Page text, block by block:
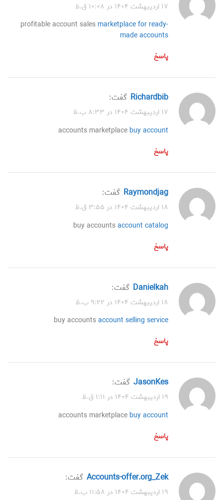
۱۷ اردیبهشت ۱۴۰۴ در ۱۰:۰۸ ق.ظ
profitable account sales marketplace for ready-
made accounts
پاسخ
Richardbib گفت:
۱۷ اردیبهشت ۱۴۰۴ در ۸:۳۳ ب.ظ
accounts marketplace buy account
پاسخ
Raymondjag گفت:
۱۸ اردیبهشت ۱۴۰۴ در ۳:۵۵ ق.ظ
buy accountsaccount catalog
پاسخ
Danielkah گفت:
۱۸ اردیبهشت ۱۴۰۴ در ۹:۲۲ ب.ظ
buy accountsaccount selling service
پاسخ
JasonKes گفت:
۱۹ اردیبهشت ۱۴۰۴ در ۱:۱۱ ق.ظ
accounts marketplace buy account
پاسخ
accounts-offer.org_Zek گفت:
۱۹ اردیبهشت ۱۴۰۴ در ۱۱:۵۸ ب.ظ